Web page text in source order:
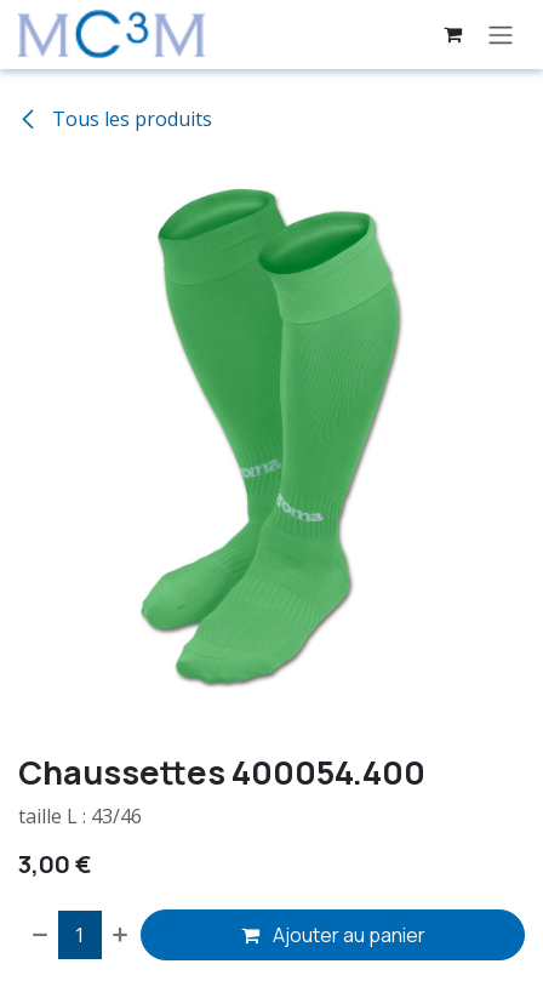
Se rendre au contenu
Tous les produits
Chaussettes 400054.400
taille L : 43/46
3,00€
Ajouter au panier